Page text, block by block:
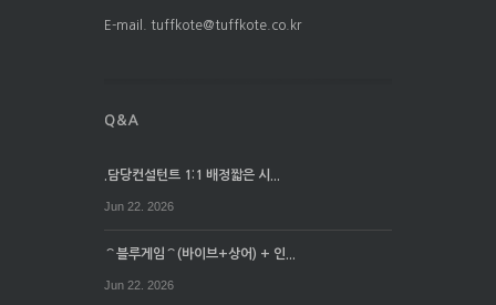
E-mail. tuffkote@tuffkote.co.kr
.담당컨설턴트 1:1 배정짧은 시...
Jun 22. 2026
⌒블루게임⌒(바이브+상어) + 인...
Jun 22. 2026